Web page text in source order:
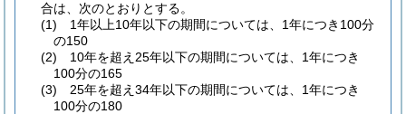
合は、次のとおりとする。
(1)
1年以上10年以下の期間については、1年につき100分
の150
(2)
10年を超え25年以下の期間については、1年につき
100分の165
(3)
25年を超え34年以下の期間については、1年につき
100分の180